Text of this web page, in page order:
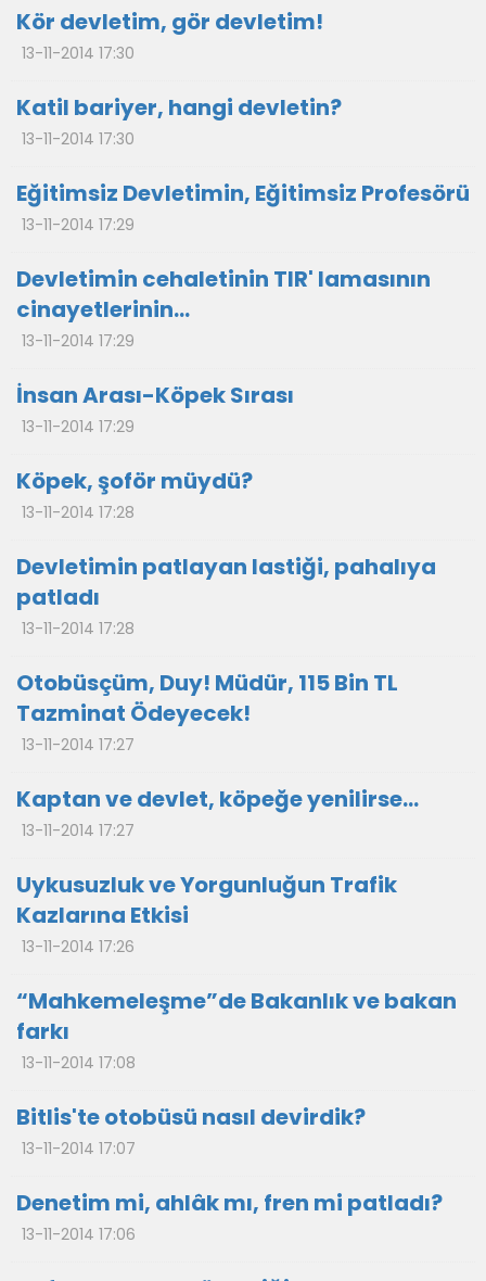
Kör devletim, gör devletim!
13-11-2014 17:30
Katil bariyer, hangi devletin?
13-11-2014 17:30
Eğitimsiz Devletimin, Eğitimsiz Profesörü
13-11-2014 17:29
Devletimin cehaletinin TIR' lamasının
cinayetlerinin…
13-11-2014 17:29
İnsan Arası-Köpek Sırası
13-11-2014 17:29
Köpek, şoför müydü?
13-11-2014 17:28
Devletimin patlayan lastiği, pahalıya
patladı
13-11-2014 17:28
Otobüsçüm, Duy! Müdür, 115 Bin TL
Tazminat Ödeyecek!
13-11-2014 17:27
Kaptan ve devlet, köpeğe yenilirse...
13-11-2014 17:27
Uykusuzluk ve Yorgunluğun Trafik
Kazlarına Etkisi
13-11-2014 17:26
“Mahkemeleşme”de Bakanlık ve bakan
farkı
13-11-2014 17:08
Bitlis'te otobüsü nasıl devirdik?
13-11-2014 17:07
Denetim mi, ahlâk mı, fren mi patladı?
13-11-2014 17:06